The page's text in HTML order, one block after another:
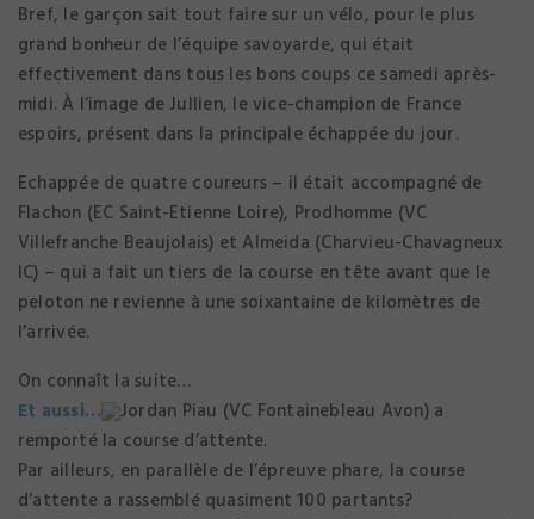
Bref, le garçon sait tout faire sur un vélo, pour le plus
grand bonheur de l’équipe savoyarde, qui était
effectivement dans tous les bons coups ce samedi après-
midi. À l’image de Jullien, le vice-champion de France
espoirs, présent dans la principale échappée du jour.
Echappée de quatre coureurs – il était accompagné de
Flachon (EC Saint-Etienne Loire), Prodhomme (VC
Villefranche Beaujolais) et Almeida (Charvieu-Chavagneux
IC) – qui a fait un tiers de la course en tête avant que le
peloton ne revienne à une soixantaine de kilomètres de
l’arrivée.
On connaît la suite…
Et aussi…
Jordan Piau (VC Fontainebleau Avon) a
remporté la course d’attente.
Par ailleurs, en parallèle de l’épreuve phare, la course
d’attente a rassemblé quasiment 100 partants?